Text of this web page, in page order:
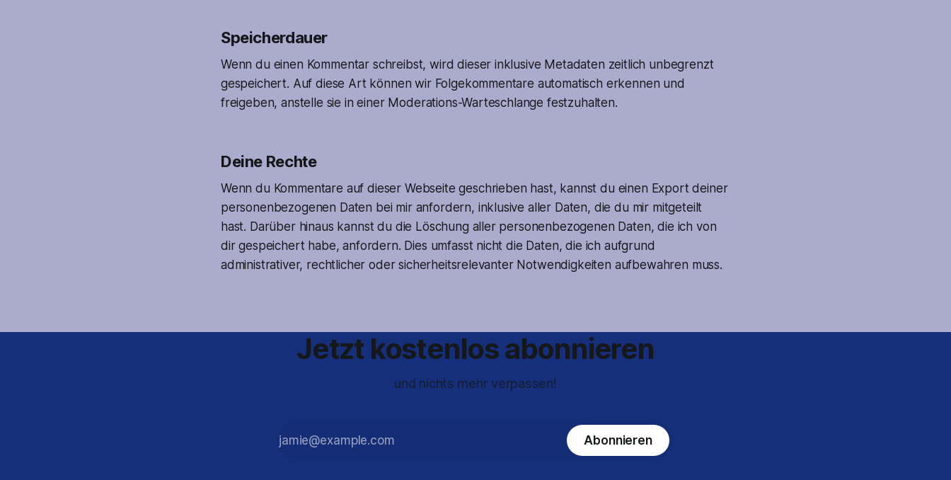
Speicherdauer
Wenn du einen Kommentar schreibst, wird dieser inklusive Metadaten zeitlich unbegrenzt
gespeichert. Auf diese Art können wir Folgekommentare automatisch erkennen und
freigeben, anstelle sie in einer Moderations-Warteschlange festzuhalten.
Deine Rechte
Wenn du Kommentare auf dieser Webseite geschrieben hast, kannst du einen Export deiner
personenbezogenen Daten bei mir anfordern, inklusive aller Daten, die du mir mitgeteilt
hast. Darüber hinaus kannst du die Löschung aller personenbezogenen Daten, die ich von
dir gespeichert habe, anfordern. Dies umfasst nicht die Daten, die ich aufgrund
administrativer, rechtlicher oder sicherheitsrelevanter Notwendigkeiten aufbewahren muss.
Jetzt kostenlos abonnieren
und nichts mehr verpassen!
Abonnieren